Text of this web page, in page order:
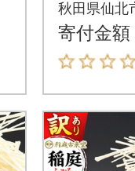
kd-
秋田県仙北
寄付金額